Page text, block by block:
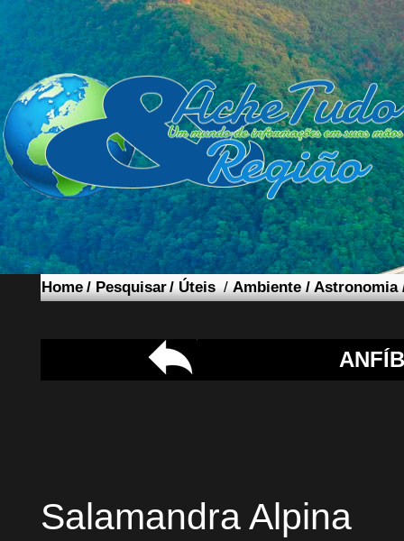
Home/Pesquisar/Úteis/Ambiente /Astronomia
Salamandra Alpina